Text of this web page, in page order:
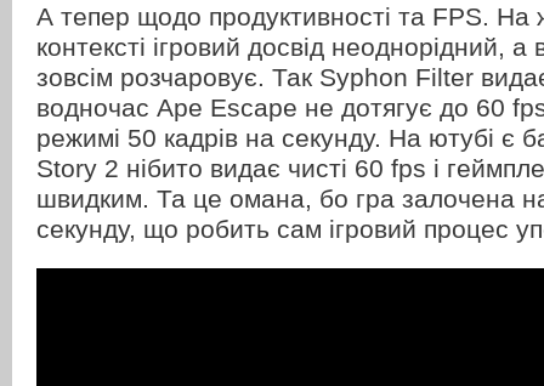
А тепер щодо продуктивності та FPS. На
контексті ігровий досвід неоднорідний, а
зовсім розчаровує. Так Syphon Filter
водночас Ape Escape не дотягує до 60 fps
режимі 50 кадрів на секунду. На ютубі є
Story 2 нібито видає чисті 60 fps і
швидким. Та це омана, бо гра залочена
секунду, що робить сам ігровий процес